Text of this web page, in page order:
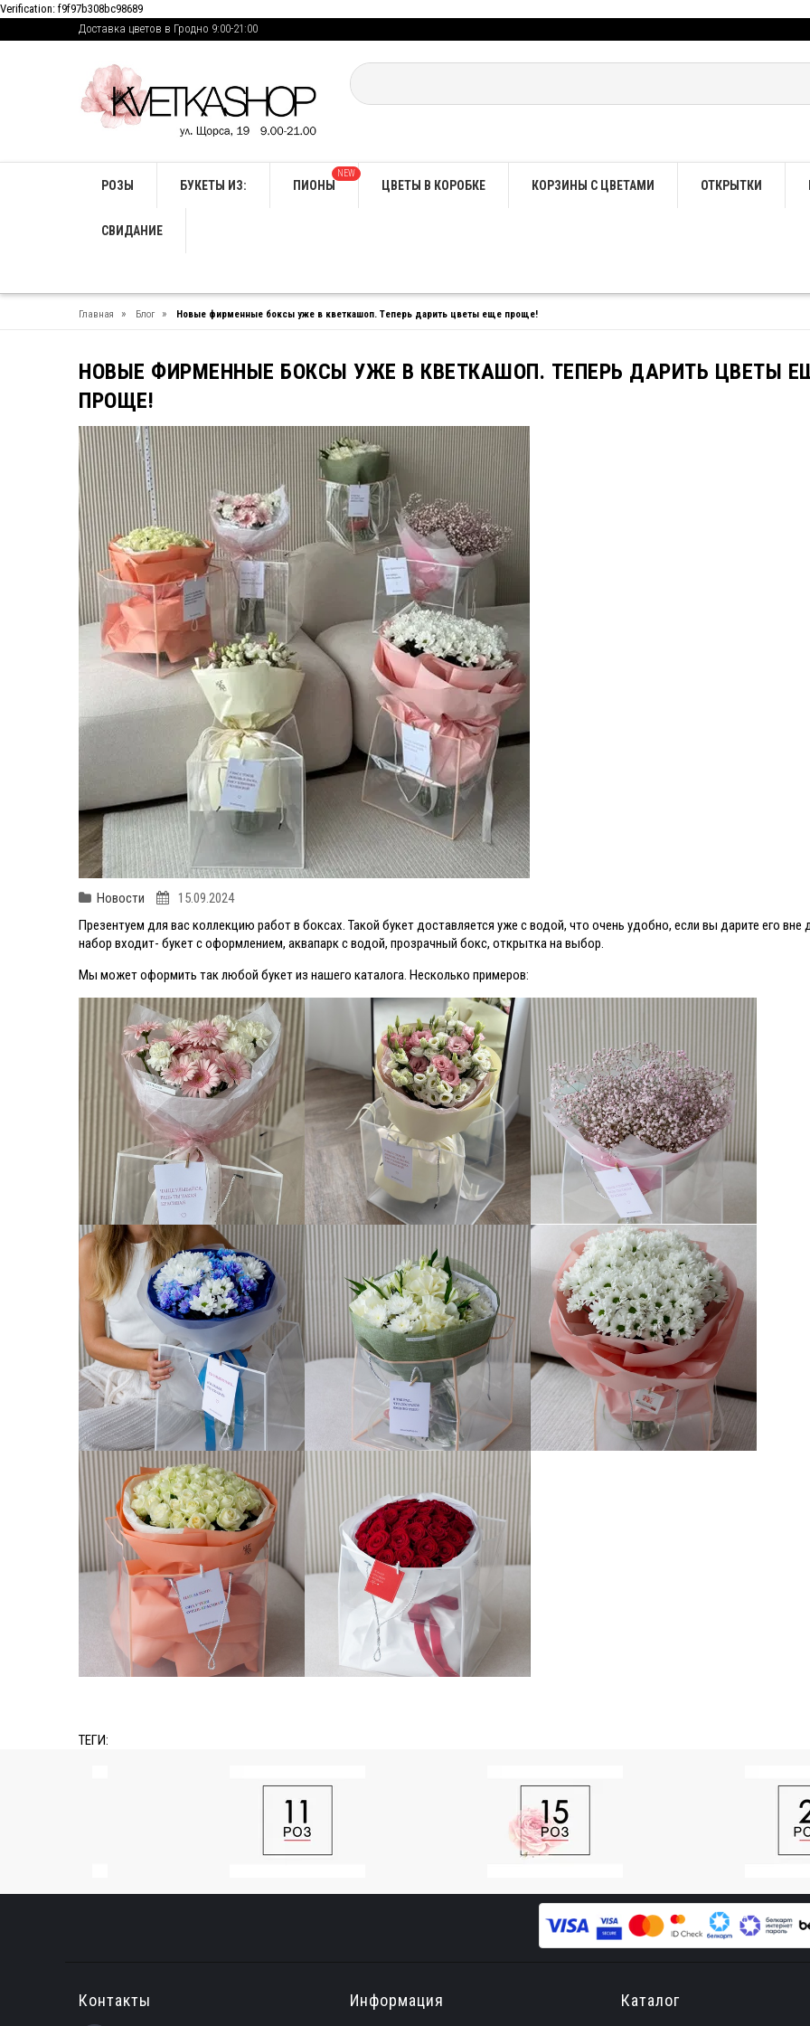
Verification: f9f97b308bc98689
Доставка цветов в Гродно 9:00-21:00
РОЗЫ БУКЕТЫ ИЗ: ПИОНЫ
NEW
ЦВЕТЫ В КОРОБКЕ КОРЗИНЫ С ЦВЕТАМИ ОТКРЫТКИ
СВИДАНИЕ
Главная » Блог » Новые фирменные боксы уже в кветкашоп. Теперь дарить цветы еще проще!
НОВЫЕ ФИРМЕННЫЕ БОКСЫ УЖЕ В КВЕТКАШОП. ТЕПЕРЬ ДАРИТЬ ЦВЕТЫ
ПРОЩЕ!
Новости
15.09.2024
Презентуем для вас коллекцию работ в боксах. Такой букет доставляется уже с водой, что очень удобно, если вы дарите его вне
набор входит- букет с оформлением, аквапарк с водой, прозрачный бокс, открытка на выбор.
Мы может оформить так любой букет из нашего каталога. Несколько примеров:
ТЕГИ:
Контакты Информация Каталог